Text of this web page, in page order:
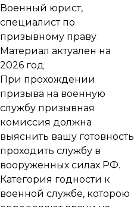
Военный юрист,
специалист по
призывному праву
Материал актуален на
2026 год
При прохождении
призыва на военную
службу призывная
комиссия должна
выяснить вашу готовность
проходить службу в
вооруженных силах РФ.
Категория годности к
военной службе, которою